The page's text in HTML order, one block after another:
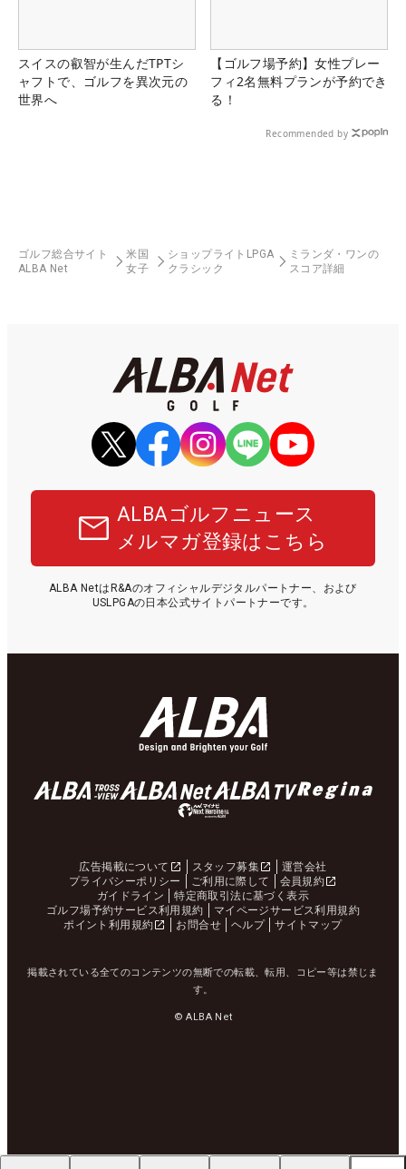
スイスの叡智が生んだTPTシ
ャフトで、ゴルフを異次元の
世界へ
【ゴルフ場予約】女性プレー
フィ2名無料プランが予約でき
る！
Recommended by
ゴルフ総合サイト
ALBA Net
米国
女子
ショップライトLPGA
クラシック
ミランダ・ワンの
スコア詳細
ALBAゴルフニュース
メルマガ登録はこちら
ALBA NetはR&Aのオフィシャルデジタルパートナー、および
USLPGAの日本公式サイトパートナーです。
広告掲載について スタッフ募集
運営会社
プライバシーポリシー
ご利用に際して
会員規約
ガイドライン
特定商取引法に基づく表示
ゴルフ場予約サービス利用規約
マイページサービス利用規約
ポイント利用規約
お問合せ ヘルプ サイトマップ
掲載されている全てのコンテンツの無断での転載、転用、コピー等は禁じま
す。
© ALBA Net